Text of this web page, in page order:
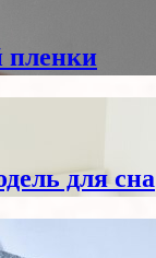
пленки
для сна